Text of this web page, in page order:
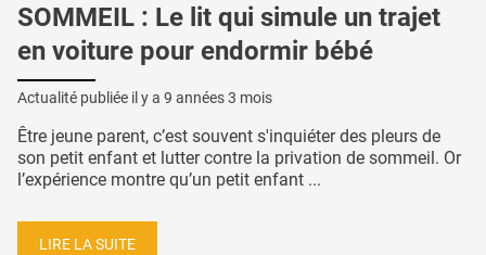
SOMMEIL : Le lit qui simule un trajet
en voiture pour endormir bébé
Actualité publiée il y a 9 années 3 mois
Être jeune parent, c’est souvent s'inquiéter des pleurs de
son petit enfant et lutter contre la privation de sommeil. Or
l’expérience montre qu’un petit enfant ...
LIRE LA SUITE